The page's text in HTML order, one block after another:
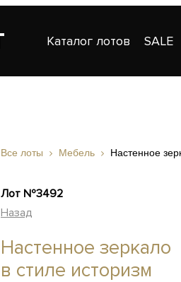
Каталог лотов SALE
Все лоты Мебель Настенное
Лот №3492
Назад
Настенное зеркало
в стиле историзм